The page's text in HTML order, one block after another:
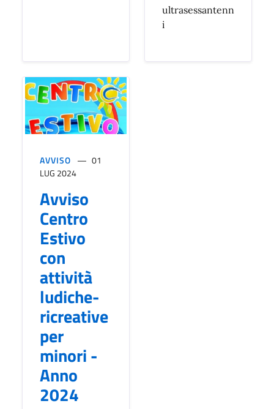
ultrasessantenn
i
AVVISO
01
LUG 2024
Avviso
Centro
Estivo
con
attività
ludiche-
ricreative
per
minori -
Anno
2024